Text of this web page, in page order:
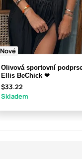
Nové
Olivová sportovní
Ellis BeChick ❤
$33.22
Skladem